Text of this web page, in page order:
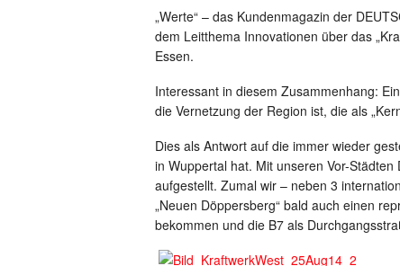
„Werte“ – das Kundenmagazin der
dem Leitthema Innovationen über das
Essen.
Interessant in diesem Zusammenhang:
die Vernetzung der Region ist, die als
Dies als Antwort auf die immer wieder
in Wuppertal hat. Mit unseren Vor-
aufgestellt. Zumal wir – neben 3
„Neuen Döppersberg“ bald auch einen
bekommen und die B7 als